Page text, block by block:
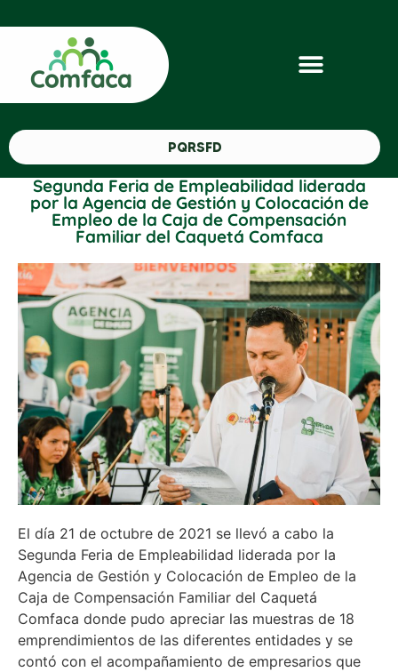
PQRSFD
Segunda Feria de Empleabilidad liderada
por la Agencia de Gestión y Colocación de
Empleo de la Caja de Compensación
Familiar del Caquetá Comfaca
El día 21 de octubre de 2021 se llevó a cabo la
Segunda Feria de Empleabilidad liderada por la
Agencia de Gestión y Colocación de Empleo de la
Caja de Compensación Familiar del Caquetá
Comfaca donde pudo apreciar las muestras de 18
emprendimientos de las diferentes entidades y se
contó con el acompañamiento de empresarios que